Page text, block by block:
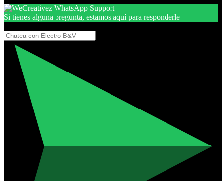
Si tienes alguna pregunta, estamos aquí para responderle